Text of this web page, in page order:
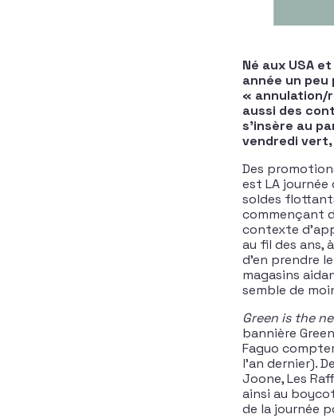
Né aux USA
année un
« annulation/
aussi des
s’insère au
vendredi
Des
est LA journée
soldes
commençant
contexte
au fil des ans,
d’en prendre
magasins
semble de
Green is the
bannière
Faguo
l’an dernier).
Joone, Les
ainsi au
de la journée